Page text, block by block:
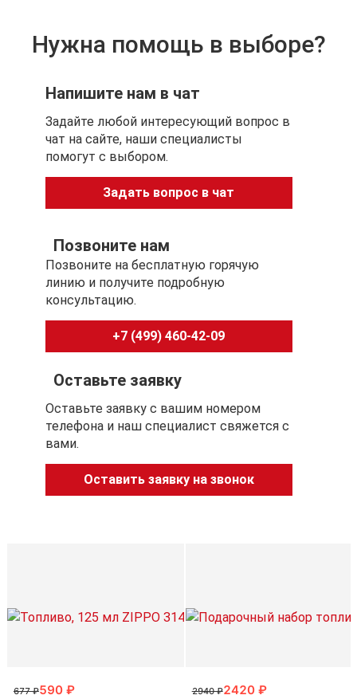
Нужна помощь в выборе?
Напишите нам в чат
Задайте любой интересующий вопрос в
чат на сайте, наши специалисты
помогут с выбором.
Задать вопрос в чат
Позвоните нам
Позвоните на бесплатную горячую
линию и получите подробную
консультацию.
+7 (499) 460-42-09
Оставьте заявку
Оставьте заявку с вашим номером
телефона и наш специалист свяжется с
вами.
Оставить заявку на звонок
677 ₽590 ₽ 2940 ₽2420 ₽